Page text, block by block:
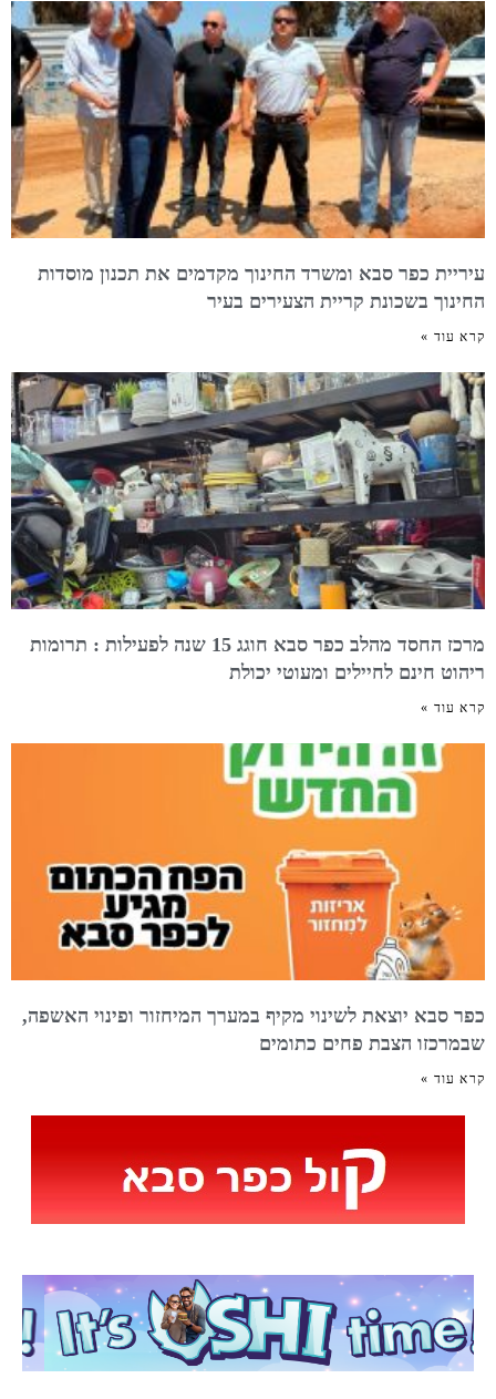
עיריית כפר סבא ומשרד החינוך מקדמים את תכנון מוסדות
החינוך בשכונת קריית הצעירים בעיר
קרא עוד »
מרכז החסד מהלב כפר סבא חוגג 15 שנה לפעילות : תרומות
ריהוט חינם לחיילים ומעוטי יכולת
קרא עוד »
כפר סבא יוצאת לשינוי מקיף במערך המיחזור ופינוי האשפה,
שבמרכזו הצבת פחים כתומים
קרא עוד »